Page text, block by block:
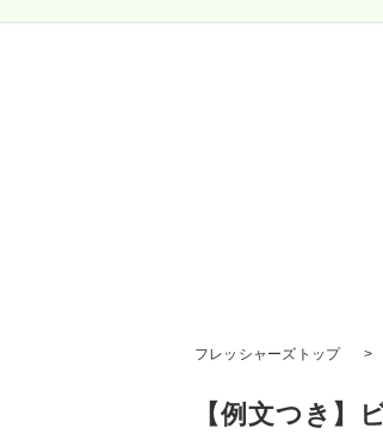
フレッシャーズトップ >
【例文つき】